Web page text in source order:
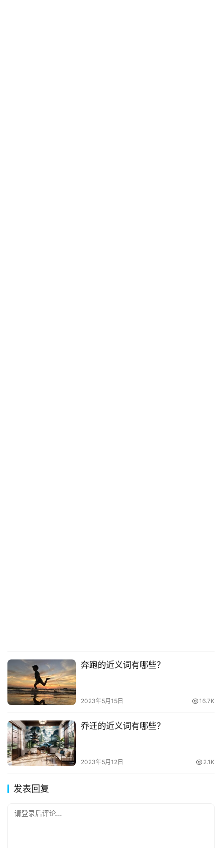
奔跑的近义词有哪些？
2023年5月15日 16.7K
乔迁的近义词有哪些？
2023年5月12日 2.1K
发表回复
请登录后评论...